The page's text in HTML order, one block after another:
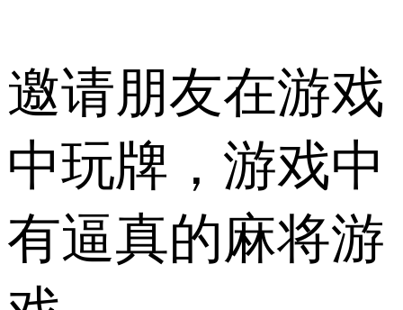
邀请朋友在游戏
中玩牌，游戏中
有逼真的麻将游